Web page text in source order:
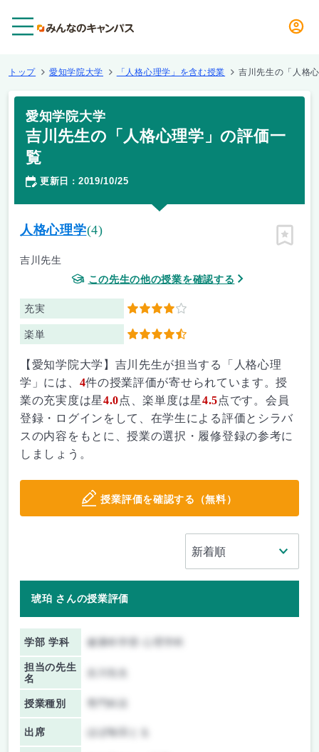
トップ 愛知学院大学 「人格心理学」を含む授業 吉川先生の「人格
愛知学院大学
吉川先生の「人格心理学」の評価一
覧
更新日 ： 2019/10/25
人格心理学(4)
吉川先生
この先生の他の授業を確認する
充実 4
楽単 4.5
ピン留
【愛知学院大学】吉川先生が担当する「人格心理
学」には、 4件の授業評価が寄せられています。授
業の充実度は星4.0点、楽単度は星4.5点です。会員
登録・ログインをして、在学生による評価とシラバ
スの内容をもとに、授業の選択・履修登録の参考に
しましょう。
授業評価を確認する（無料）
琥珀 さんの授業評価
学部 学科 健康科学部 心理学科
担当の先生
名
授業種別
出席 ほぼ毎回とる